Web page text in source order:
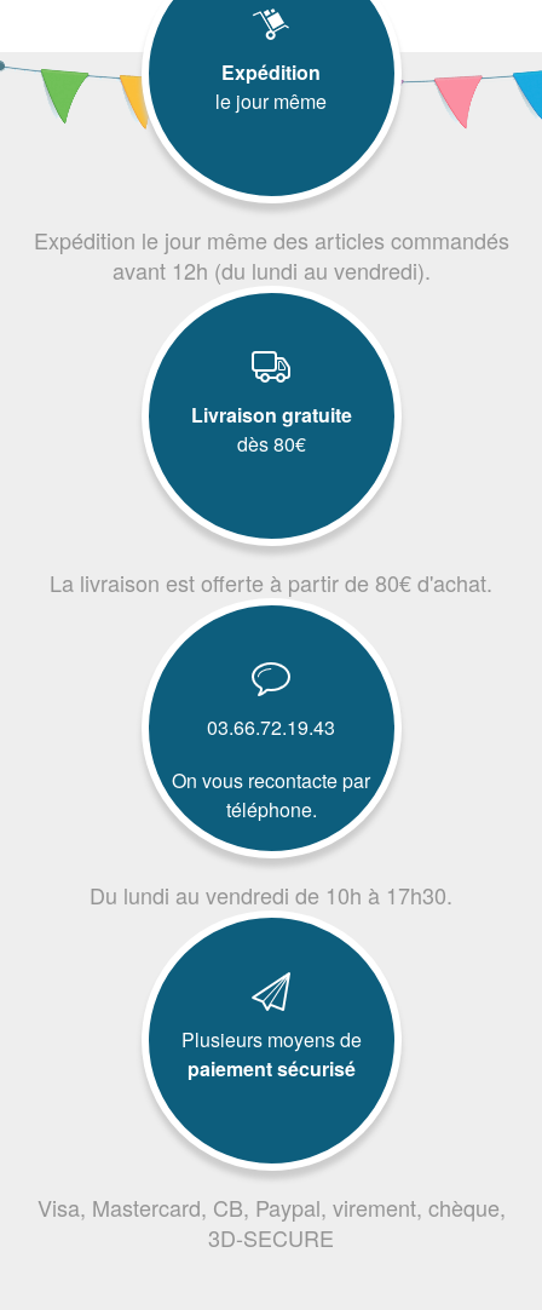
Expédition
le jour même
Expédition le jour même des articles commandés
avant 12h (du lundi au vendredi).
Livraison gratuite
dès 80€
La livraison est offerte à partir de 80€ d'achat.
03.66.72.19.43
On vous recontacte par
téléphone.
Du lundi au vendredi de 10h à 17h30.
Plusieurs moyens de
paiement sécurisé
Visa, Mastercard, CB, Paypal, virement, chèque,
3D-SECURE